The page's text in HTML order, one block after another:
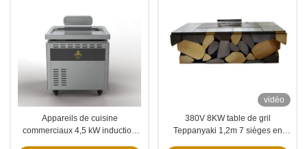
Appareils de cuisine
commerciaux 4,5 kW induction
vidéo
380V 8KW table de gril
Teppanyaki 1,2m 7 sièges en